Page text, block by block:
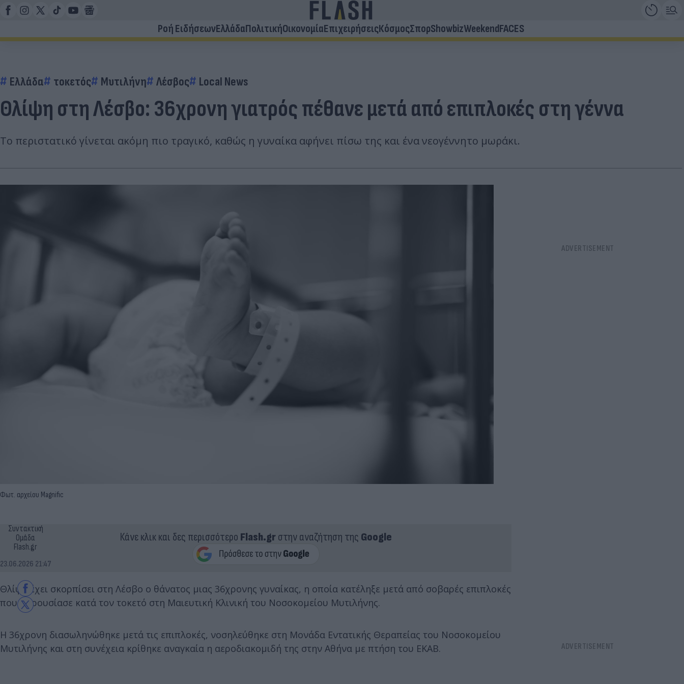
Ροή ΕιδήσεωνΕλλάδαΠολιτικήΟικονομίαΕπιχειρήσειςΚόσμοςΣπορShowbizWeekendFACES
Ελλάδα τοκετός Μυτιλήνη Λέσβος Local News
Θλίψη στη Λέσβο: 36χρονη γιατρός πέθανε μετά από επιπλοκές στη γέννα
Το περιστατικό γίνεται ακόμη πιο τραγικό, καθώς η γυναίκα αφήνει πίσω της και ένα νεογέννητο μωράκι.
Φωτ. αρχείου Μagnific
Συντακτική
Ομάδα
Flash.gr
23.06.2026 21:47
Κάνε κλικ και δες περισσότερο Flash.grστην αναζήτηση της Google
Θλίψη έχει σκορπίσει στη Λέσβο ο θάνατος μιας 36χρονης γυναίκας, η οποία κατέληξε μετά από σοβαρές επιπλοκές
που παρουσίασε κατά τον τοκετό στη Μαιευτική Κλινική του Νοσοκομείου Μυτιλήνης.
H 36χρονη διασωληνώθηκε μετά τις επιπλοκές, νοσηλεύθηκε στη Μονάδα Εντατικής Θεραπείας του Νοσοκομείου
Μυτιλήνης και στη συνέχεια κρίθηκε αναγκαία η αεροδιακομιδή της στην Αθήνα με πτήση του ΕΚΑΒ.